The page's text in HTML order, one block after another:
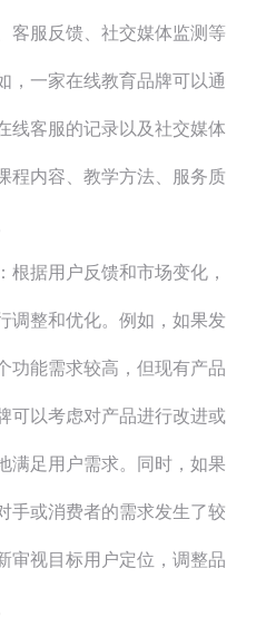
客服反馈、社交媒体监测等
，一家在线教育品牌可以通
线客服的记录以及社交媒体
程内容、教学方法、服务质
据用户反馈和市场变化，
调整和优化。例如，如果发
功能需求较高，但现有产品
可以考虑对产品进行改进或
满足用户需求。同时，如果
手或消费者的需求发生了较
审视目标用户定位，调整品